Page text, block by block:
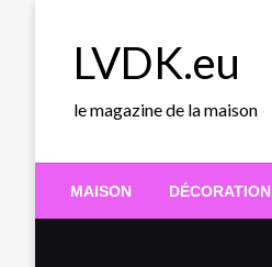
LVDK.eu
le magazine de la maison
MAISON DÉCORATION